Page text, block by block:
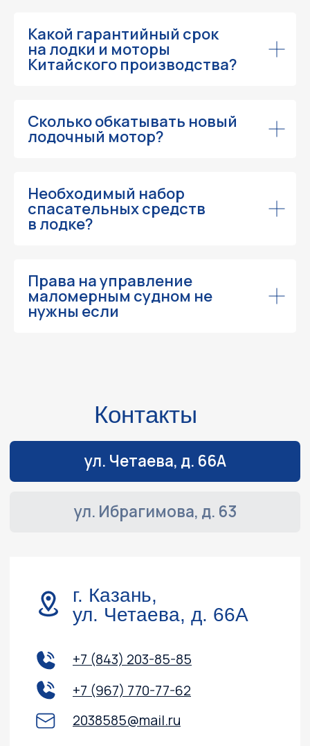
Какой гарантийный срок
на лодки и моторы
Китайского производства?
Сколько обкатывать новый
лодочный мотор?
Необходимый набор
спасательных средств
в лодке?
Права на управление
маломерным судном не
нужны если
Обслуживание и ремонт
Доставка и оплата
Контакты
Акции
О компании
Гидроциклы
Лодочные моторы
Катера и лодки
Квадроциклы
Политика конфиденциальности
Согласие на обработку персональных данных
Согласие на получение информационных
и рекламных рассылок